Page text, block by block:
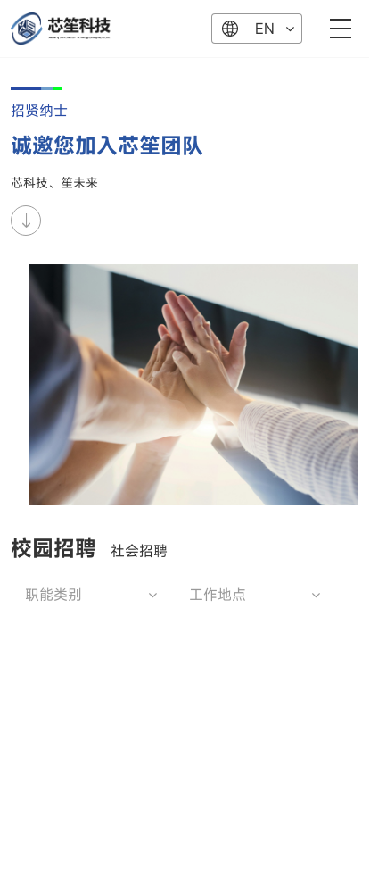
EN
招贤纳士
诚邀您加入芯笙团队
芯科技、笙未来
校园招聘 社会招聘
职能类别 工作地点